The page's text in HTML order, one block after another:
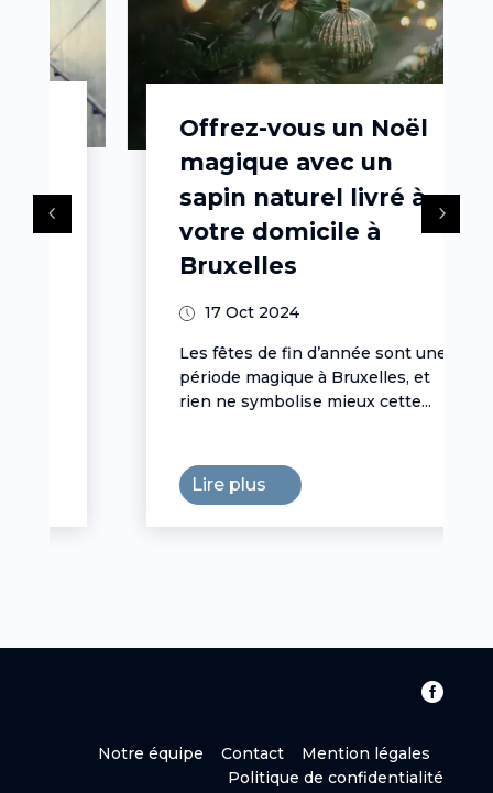
Offrez-vous un Noël
magique avec un
sapin naturel livré à
votre domicile à
Bruxelles
17 Oct 2024
Les fêtes de fin d’année sont une
période magique à Bruxelles, et
rien ne symbolise mieux cette...
Lire plus

Notre équipe Contact
Mention légales
Politique de confidentialité